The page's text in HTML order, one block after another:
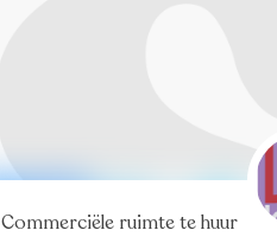
Commerciële ruimte te huur